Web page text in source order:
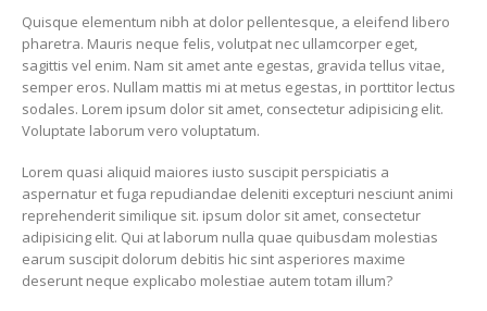
Quisque elementum nibh at dolor pellentesque, a eleifend libero
pharetra. Mauris neque felis, volutpat nec ullamcorper eget,
sagittis vel enim. Nam sit amet ante egestas, gravida tellus vitae,
semper eros. Nullam mattis mi at metus egestas, in porttitor lectus
sodales. Lorem ipsum dolor sit amet, consectetur adipisicing elit.
Voluptate laborum vero voluptatum.
Lorem quasi aliquid maiores iusto suscipit perspiciatis a
aspernatur et fuga repudiandae deleniti excepturi nesciunt animi
reprehenderit similique sit. ipsum dolor sit amet, consectetur
adipisicing elit. Qui at laborum nulla quae quibusdam molestias
earum suscipit dolorum debitis hic sint asperiores maxime
deserunt neque explicabo molestiae autem totam illum?